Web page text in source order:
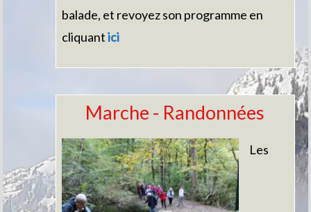
balade, et revoyez son programme en
cliquantici
Marche - Randonnées
Les